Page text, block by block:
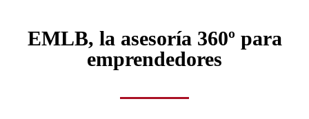
EMLB, la asesoría 360º para
emprendedores